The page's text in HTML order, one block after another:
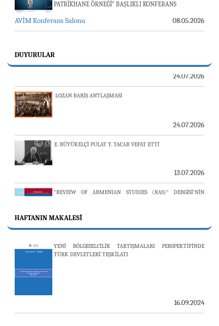
PATRİKHANE ÖRNEĞİ” BAŞLIKLI KONFERANS
AVİM Konferans Salonu 08.05.2026
DUYURULAR
23-24 TEMMUZ SUNUCU SORUNU VE AVİM GÜNLÜK
"REVIEW OF ARMENIAN STUDIES (RAS)" DERGİSİ'NİN
53’ÜNCÜ SAYISI YAYINLANDI
25.06.2026
AVİM, ÖZBEKİSTAN’DAN İKİ ÖNEMLİ DÜŞÜNCE
HAFTANIN MAKALESI
YENİ BÖLGESELCİLİK TARTIŞMALARI PERSPEKTİFİNDE
TÜRK DEVLETLERİ TEŞKİLATI
16.09.2024